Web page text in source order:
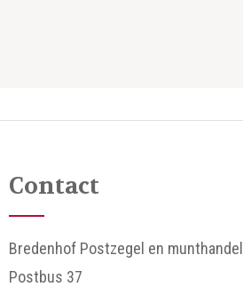
Contact
Bredenhof Postzegel en munthandel
Postbus 37